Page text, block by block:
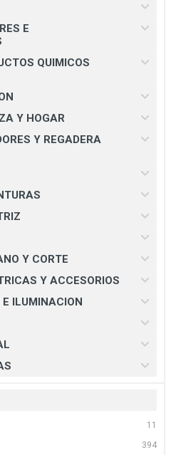
E
QUIMICOS
Y HOGAR
Y REGADERA
Y CORTE
Y ACCESORIOS
ILUMINACION
11
394